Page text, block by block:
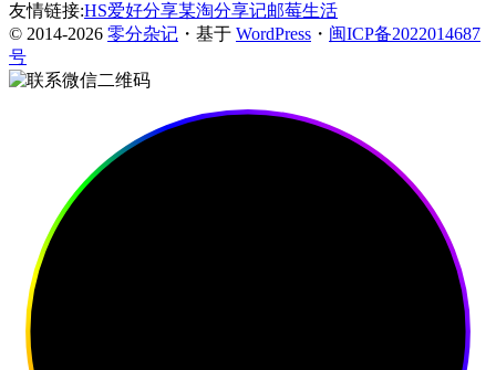
友情链接:HS爱好分享某淘分享记邮莓生活
© 2014-2026 零分杂记 ・基于 WordPress ・ 闽ICP备2022014687
号